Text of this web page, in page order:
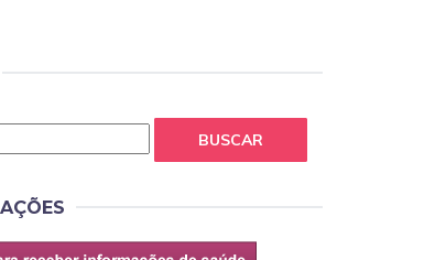
BUSCAR